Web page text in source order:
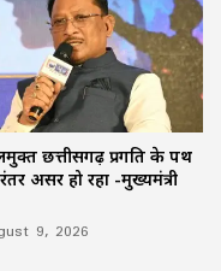
छत्तीसगढ़ प्रगति के पथ
अग्रसर हो रहा -मुख्यमंत्री
9, 2026